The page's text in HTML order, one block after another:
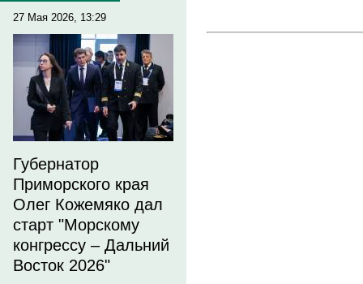
27 Мая 2026, 13:29
Губернатор
Приморского края
Олег Кожемяко дал
старт "Морскому
конгрессу – Дальний
Восток 2026"